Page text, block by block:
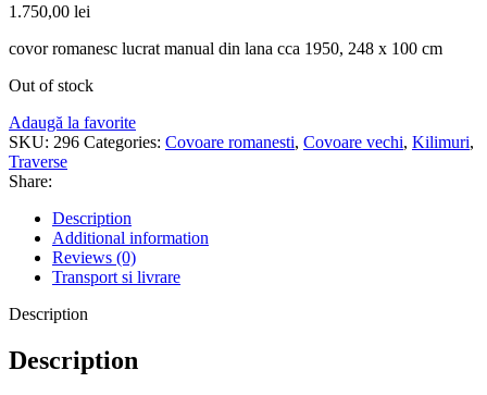
1.750,00 lei
covor romanesc lucrat manual din lana cca 1950, 248 x 100 cm
Out of stock
Adaugă la favorite
SKU: 296 Categories: Covoare romanesti, Covoare vechi, Kilimuri,
Traverse
Share:
Description
Additional information
Reviews (0)
Transport si livrare
Description
Description